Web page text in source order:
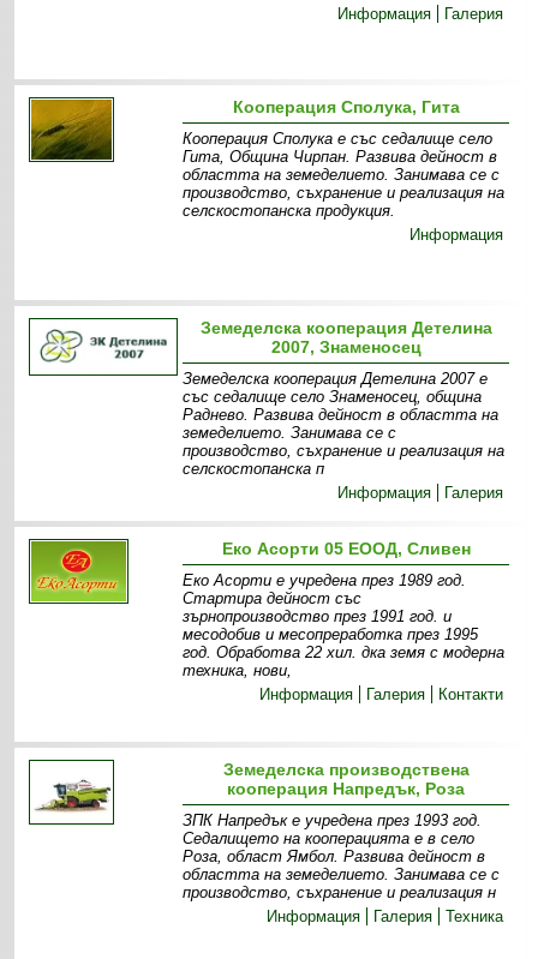
Информация
Галерия
Кооперация Сполука, Гита
Кооперация Сполука е със седалище село
Гита, Община Чирпан. Развива дейност в
областта на земеделието. Занимава се с
производство, съхранение и реализация на
селскостопанска продукция.
Информация
Земеделска кооперация Детелина
2007, Знаменосец
Земеделска кооперация Детелина 2007 е
със седалище село Знаменосец, община
Раднево. Развива дейност в областта на
земеделието. Занимава се с
производство, съхранение и реализация на
селскостопанска п
Информация
Галерия
Еко Асорти 05 ЕООД, Сливен
Еко Асорти е учредена през 1989 год.
Стартира дейност със
зърнопроизводство през 1991 год. и
месодобив и месопреработка през 1995
год. Обработва 22 хил. дка земя c модерна
техника, нови,
Информация
Галерия Контакти
Земеделска производствена
кооперация Напредък, Роза
ЗПК Напредък е учредена през 1993 год.
Седалището на кооперацията е в село
Роза, област Ямбол. Развива дейност в
областта на земеделието. Занимава се с
производство, съхранение и реализация н
Информация
Галерия Техника